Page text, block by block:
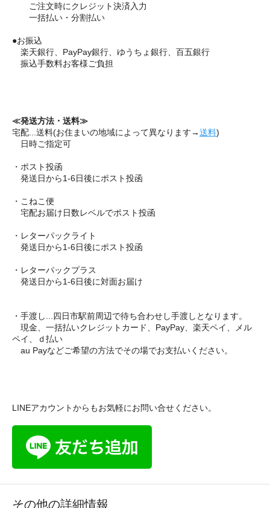
ご注文時にクレジット決済入力
一括払い・分割払い
●お振込
楽天銀行、PayPay銀行、ゆうちょ銀行、百五銀行
振込手数料お客様ご負担
≪発送方法・送料≫
宅配...送料(お住まいの地域によって異なります→送料)
日時ご指定可
・ポスト投函
発送日から1-6日後にポスト投函
・こねこ便
宅配お届け日数レベルでポスト投函
・レターパックライト
発送日から1-6日後にポスト投函
・レターパックプラス
発送日から1-6日後に対面お届け
・手渡し...四日市駅前周辺で待ち合わせし手渡しとなります。
現金、一括払いクレジットカード、PayPay、楽天ペイ、メル
ペイ、ｄ払い
au Payなどご希望の方法でその場でお支払いください。
LINEアカウントからもお気軽にお問い合せください。
その他の詳細情報